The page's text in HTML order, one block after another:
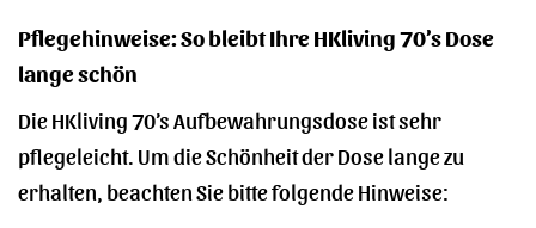
Pflegehinweise: So bleibt Ihre HKliving 70’s Dose
lange schön
Die HKliving 70’s Aufbewahrungsdose ist sehr
pflegeleicht. Um die Schönheit der Dose lange zu
erhalten, beachten Sie bitte folgende Hinweise: